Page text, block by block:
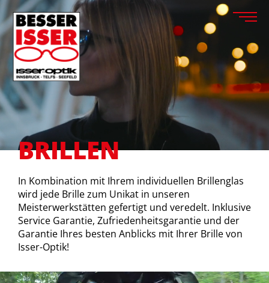
BRILLEN
In Kombination mit Ihrem individuellen Brillenglas
wird jede Brille zum Unikat in unseren
Meisterwerkstätten gefertigt und veredelt. Inklusive
Service Garantie, Zufriedenheitsgarantie und der
Garantie Ihres besten Anblicks mit Ihrer Brille von
Isser-Optik!